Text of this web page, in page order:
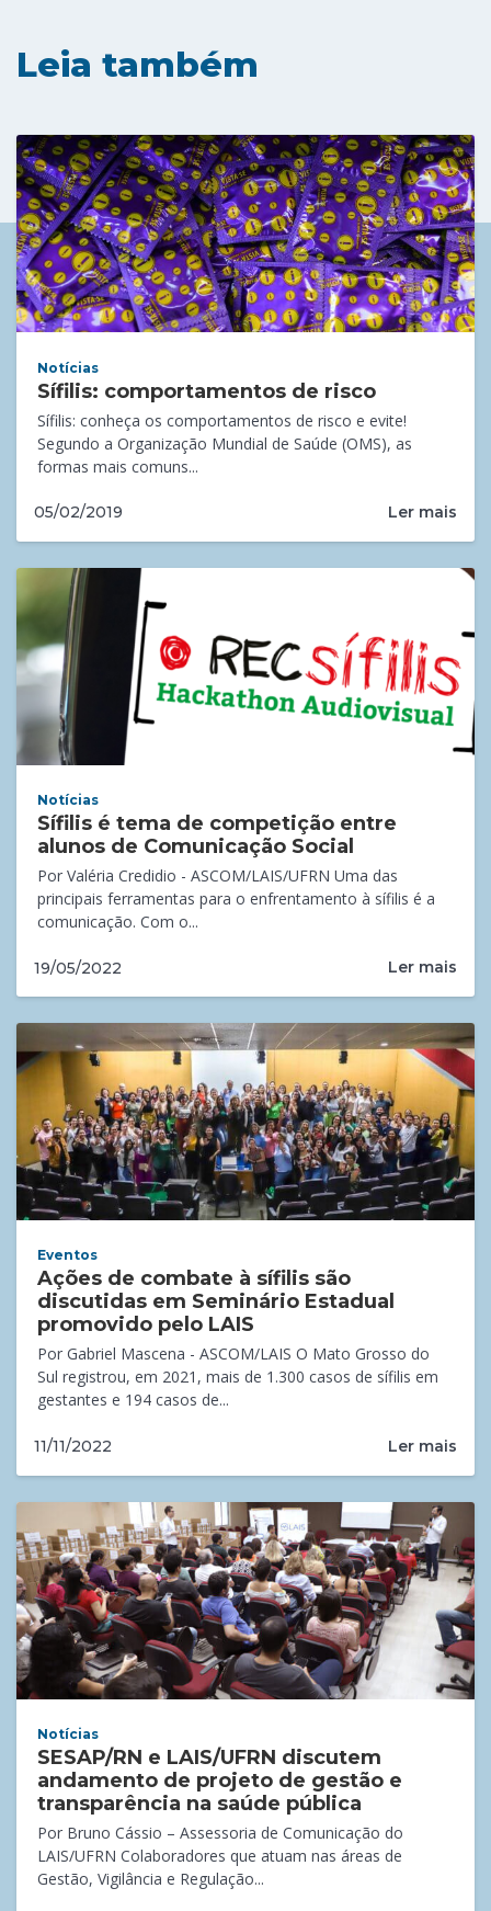
Leia também
Notícias
Sífilis: comportamentos de risco
Sífilis: conheça os comportamentos de risco e evite!
Segundo a Organização Mundial de Saúde (OMS), as
formas mais comuns...
05/02/2019 Ler mais
Notícias
Sífilis é tema de competição entre
alunos de Comunicação Social
Por Valéria Credidio - ASCOM/LAIS/UFRN Uma das
principais ferramentas para o enfrentamento à sífilis é a
comunicação. Com o...
19/05/2022 Ler mais
Eventos
Ações de combate à sífilis são
discutidas em Seminário Estadual
promovido pelo LAIS
Por Gabriel Mascena - ASCOM/LAIS O Mato Grosso do
Sul registrou, em 2021, mais de 1.300 casos de sífilis em
gestantes e 194 casos de...
11/11/2022 Ler mais
Notícias
SESAP/RN e LAIS/UFRN discutem
andamento de projeto de gestão e
transparência na saúde pública
Por Bruno Cássio – Assessoria de Comunicação do
LAIS/UFRN Colaboradores que atuam nas áreas de
Gestão, Vigilância e Regulação...